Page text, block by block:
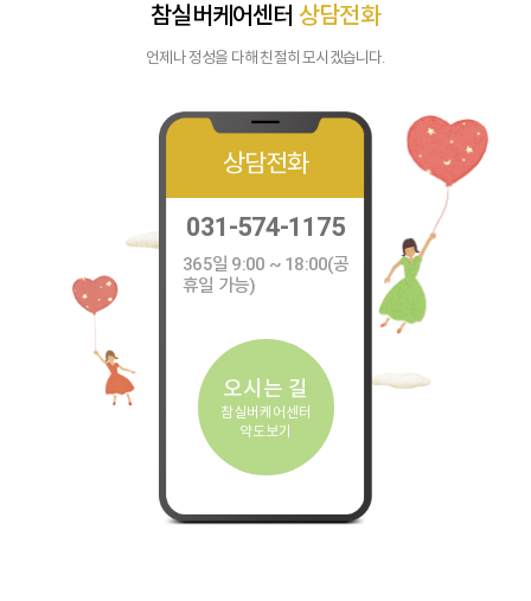
참실버케어센터 상담전화
언제나 정성을 다해 친절히 모시겠습니다.
상담전화
031-574-1175
365일 9:00 ~ 18:00(공
휴일 가능)
오시는 길
참실버케어센터
약도보기